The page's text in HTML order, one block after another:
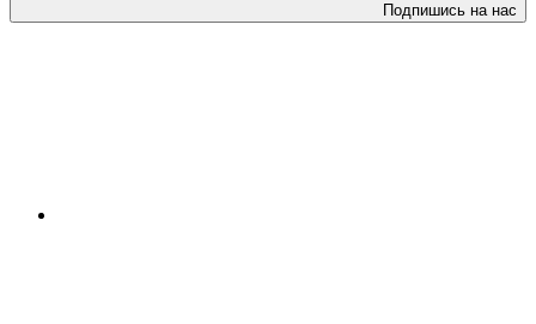
Подпишись на нас